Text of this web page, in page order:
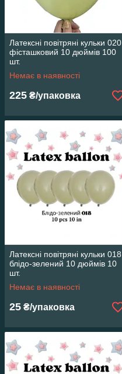
Латексні повітряні кульки 020
фісташковий 10 дюймів 100
шт.
Немає в наявності
225 ₴/упаковка
Латексні повітряні кульки 018
блідо-зелений 10 дюймів 10
шт.
Немає в наявності
25 ₴/упаковка